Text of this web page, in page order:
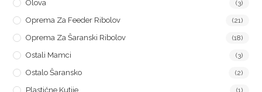
Olova (3)
Oprema Za Feeder Ribolov (21)
Oprema Za Šaranski Ribolov (18)
Ostali Mamci (3)
Ostalo Šaransko (2)
Plastične Kutije (1)